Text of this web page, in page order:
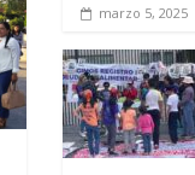
marzo 5, 2025